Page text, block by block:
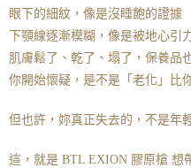
眼下的細紋，像是沒睡飽的證據
下顎線逐漸模糊，像是被地心引
肌膚鬆了、乾了、塌了，保養品
你開始懷疑，是不是「老化」比
但也許，妳真正失去的，不是年
這，就是 BTL EXION 膠原槍